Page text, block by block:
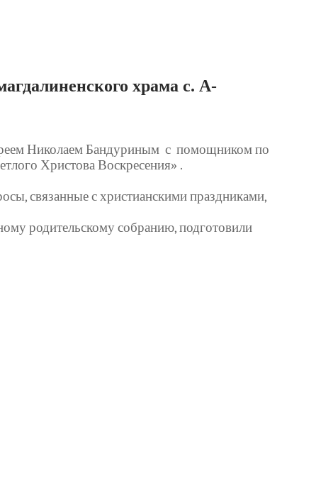
храма с. А-
Николаем Бандуриным с помощником по
Христова Воскресения» .
связанные с христианскими праздниками,
родительскому собранию, подготовили